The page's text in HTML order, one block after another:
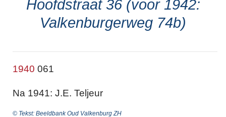
Hoofdstraat 36 (voor 1942:
Valkenburgerweg 74b)
1940 061
Na 1941: J.E. Teljeur
© Tekst: Beeldbank Oud Valkenburg ZH